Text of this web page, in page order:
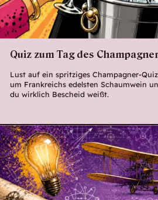
Quiz zum Tag des
Lust auf ein spritziges Champagner-
um Frankreichs edelsten Schaumwein
du wirklich Bescheid weißt.